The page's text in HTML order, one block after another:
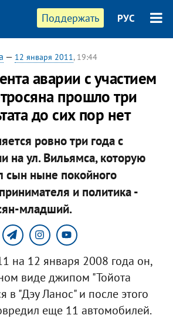
Поддержать РУС
— 12 января 2011, 19:44
аварии с участием
прошло три
до сих пор нет
ровно три года с
на ул. Вильямса, которую
сын ныне покойного
и политика -
младший.
на 12 января 2008 года он,
виде джипом "Тойота
в "Дэу Ланос" и после этого
еще 11 автомобилей.